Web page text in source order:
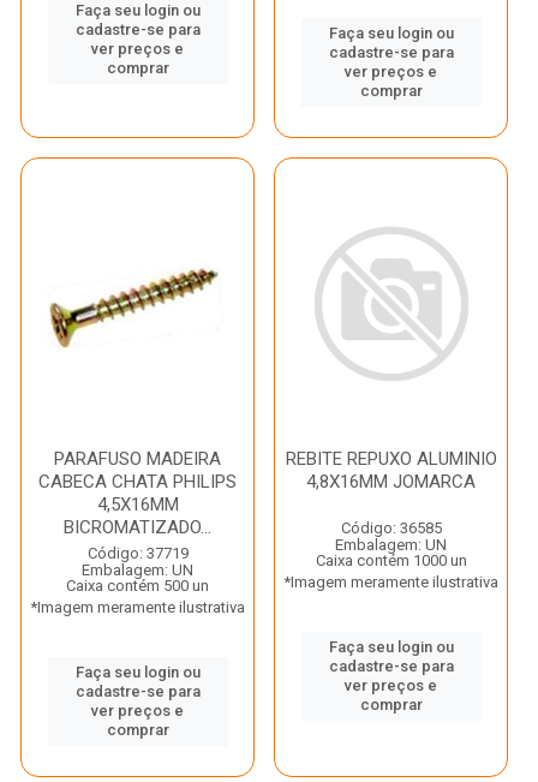
Faça seu login ou
cadastre-se para
ver preços e
comprar
Faça seu login ou
cadastre-se para
ver preços e
comprar
PARAFUSO MADEIRA
CABECA CHATA PHILIPS
4,5X16MM
BICROMATIZADO...
Código: 37719
Embalagem: UN
Caixa contém 500 un
*Imagem meramente ilustrativa
Faça seu login ou
cadastre-se para
ver preços e
comprar
REBITE REPUXO ALUMINIO
4,8X16MM JOMARCA
Código: 36585
Embalagem: UN
Caixa contém 1000 un
*Imagem meramente ilustrativa
Faça seu login ou
cadastre-se para
ver preços e
comprar